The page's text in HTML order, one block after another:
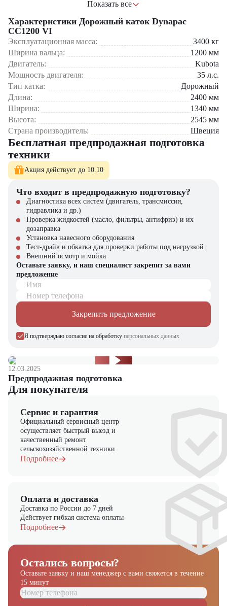
уплотняющего усилия
Равномерное уплотнение
без дефектов
Надежность и долговечность
Проверенный двигатель
Kubota
Усиленная конструкция
Защита от перегрузок
Комфорт оператора
Удобная кабина с
хорошей обзорностью
Эргономичное рабочее
Экономичность
затраты
Простота обслуживания
Области применения:
Уплотнение асфальта на автомагистралях
Строительство городских дорог
Аэродромные покрытия
Промышленные площадки
Ремонтные работы
Почему стоит выбрать "ЦТО"?
Официальная гарантия 2 года
Собственный сервисный центр
Оригинальные запчасти
Гибкие условия покупки
Для получения подробной информации обратитесь к нашим
специалистам. Мы подберем оптимальное решение для ваших
задач!
Оставьте заявку на сайте или позвоните нам для консультации.
Показать все
Характеристики Дорожный каток Dynapac
CC1200 VI
Эксплуатационная масса: 3400 кг
Ширина вальца:
1200 мм
Двигатель:
Kubota
Мощность двигателя:
35 л.с.
Тип катка:
Дорожный
Длина:
2400 мм
Ширина:
1340 мм
Высота:
2545 мм
Страна производитель:
Швеция
Бесплатная предпродажная подготовка
техники
Акция действует до 10.10
Что входит в предпродажную подготовку?
Диагностика всех систем (двигатель, трансмиссия,
гидравлика и др.)
Проверка жидкостей (масло, фильтры, антифриз) и их
дозаправка
Установка навесного оборудования
Тест-драйв и обкатка для проверки работы под нагрузкой
Внешний осмотр и мойка
Оставьте заявку, и наш специалист закрепит за вами
предложение
Имя
Номер телефона
Закрепить предложение
Я подтверждаю согласие на обработку персональных данных
12.03.2025
Предпродажная подготовка
Для покупателя
Сервис и гарантия
Официальный сервисный центр
осуществляет быстрый выезд и
качественный ремонт
сельскохозяйственной техники
Подробнее
Оплата и доставка
Доставка по России до 7 дней
Действует гибкая система оплаты
Подробнее
Остались вопросы?
Оставьте заявку и наш менеджер с вами свяжется в течение
15 минут